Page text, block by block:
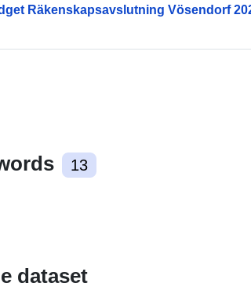
Räkenskapsavslutning Vösendorf
13
dataset